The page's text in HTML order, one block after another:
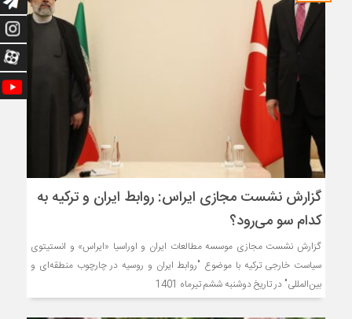
گزارش نشست مجازی ایراس: روابط ایران و ترکیه به
کدام سو می‌رود؟
گزارش نشست مجازی موسسه مطالعات ایران و اوراسیا «ایراس» و انستیتوی
سیاست خارجی ترکیه با موضوع "روابط ایران و روسیه در چارچوب منطقه‌ای و
بین‌المللی" در تاریخ دوشنبه ششم تیرماه 1401